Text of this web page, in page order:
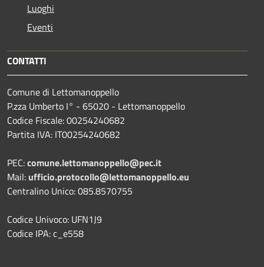
Luoghi
Eventi
CONTATTI
Comune di Lettomanoppello
P.zza Umberto I° - 65020 - Lettomanoppello
Codice Fiscale: 00254240682
Partita IVA: IT00254240682
PEC:comune.lettomanoppello@pec.it
Mail: ufficio.protocollo@lettomanoppello.eu
Centralino Unico: 085.8570755
Codice Univoco: UFN1J9
Codice IPA: c_e558